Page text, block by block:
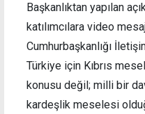
Başkanlıktan yapılan
katılımcılara video
Cumhurbaşkanlığı
Türkiye için Kıbrıs
konusu değil; milli bir
kardeşlik meselesi